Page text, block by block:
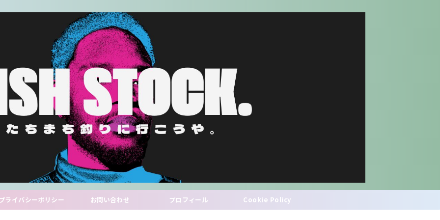
ライバシーポリシー お問い合わせ プロフィール Cookie Policy